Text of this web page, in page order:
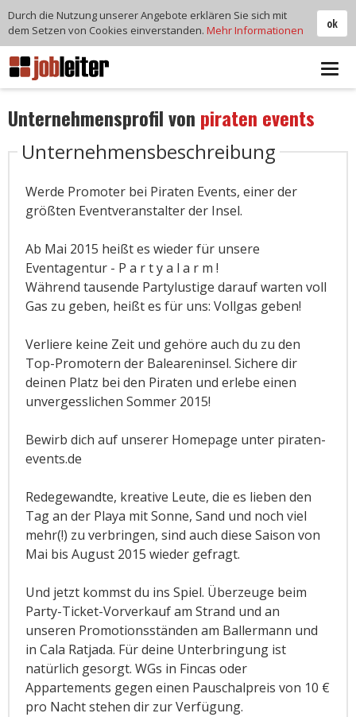
Unternehmensprofil von piraten events
Unternehmensbeschreibung
Werde Promoter bei Piraten Events, einer der
größten Eventveranstalter der Insel.
Ab Mai 2015 heißt es wieder für unsere
Eventagentur - P a r t y a l a r m !
Während tausende Partylustige darauf warten voll
Gas zu geben, heißt es für uns: Vollgas geben!
Verliere keine Zeit und gehöre auch du zu den
Top-Promotern der Baleareninsel. Sichere dir
deinen Platz bei den Piraten und erlebe einen
unvergesslichen Sommer 2015!
Bewirb dich auf unserer Homepage unter piraten-
events.de
Redegewandte, kreative Leute, die es lieben den
Tag an der Playa mit Sonne, Sand und noch viel
mehr(!) zu verbringen, sind auch diese Saison von
Mai bis August 2015 wieder gefragt.
Und jetzt kommst du ins Spiel. Überzeuge beim
Party-Ticket-Vorverkauf am Strand und an
unseren Promotionsständen am Ballermann und
in Cala Ratjada. Für deine Unterbringung ist
natürlich gesorgt. WGs in Fincas oder
Appartements gegen einen Pauschalpreis von 10 €
pro Nacht stehen dir zur Verfügung.
ok
Durch die Nutzung unserer Angebote erklären Sie sich mit
dem Setzen von Cookies einverstanden. Mehr Informationen